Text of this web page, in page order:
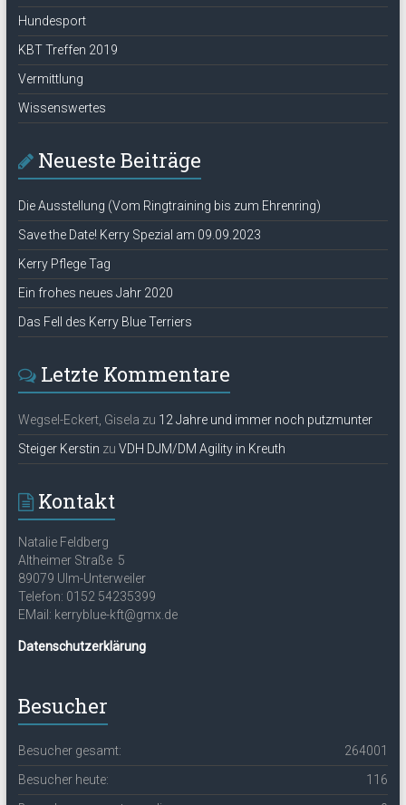
Hundesport
KBT Treffen 2019
Vermittlung
Wissenswertes
Neueste Beiträge
Die Ausstellung (Vom Ringtraining bis zum Ehrenring)
Save the Date! Kerry Spezial am 09.09.2023
Kerry Pflege Tag
Ein frohes neues Jahr 2020
Das Fell des Kerry Blue Terriers
Letzte Kommentare
Wegsel-Eckert, Gisela zu 12 Jahre und immer noch putzmunter
Steiger Kerstin zu VDH DJM/DM Agility in Kreuth
Kontakt
Natalie Feldberg
Altheimer Straße 5
89079 Ulm-Unterweiler
Telefon: 0152 54235399
EMail: kerryblue-kft@gmx.de
Datenschutzerklärung
Besucher
264001
Besucher gesamt:
116
Besucher heute: